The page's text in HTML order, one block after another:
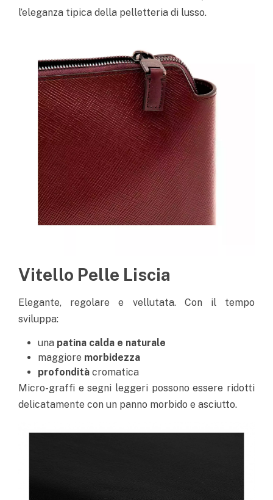
l’eleganza tipica della pelletteria di lusso.
Vitello Pelle Liscia
Elegante, regolare e vellutata. Con il tempo
sviluppa:
una patina calda e naturale
maggiore morbidezza
profondità cromatica
Micro-graffi e segni leggeri possono essere ridotti
delicatamente con un panno morbido e asciutto.